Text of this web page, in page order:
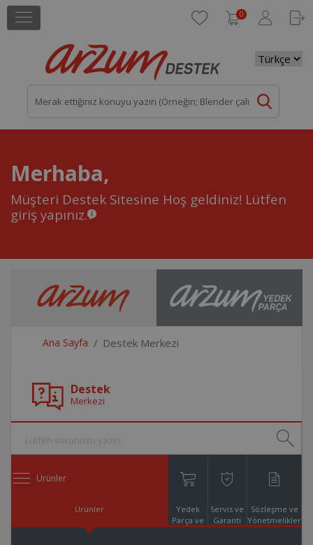
0
Merhaba,
Müşteri Destek Sitesine Hoş geldiniz! Lütfen
giriş yapınız.
Ana Sayfa Destek Merkezi
Destek
Merkezi
Ürünler
Ürünler
Yedek
Parça ve
Servis ve
Garanti
Sözleşme ve
Yönetmelikler